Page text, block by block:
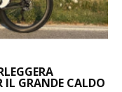
IL GRANDE CALDO